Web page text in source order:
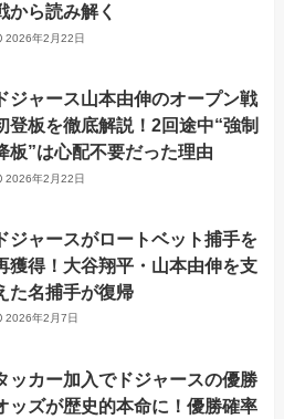
から読み解く
2026年2月22日
ジャース山本由伸のオープン戦
登板を徹底解説！2回途中“強制
板”は心配不要だった理由
2026年2月22日
ジャースがロートベット捕手を
獲得！大谷翔平・山本由伸を支
た名捕手が復帰
2026年2月7日
ッカー加入でドジャースの優勝
ッズが歴史的本命に！優勝確率